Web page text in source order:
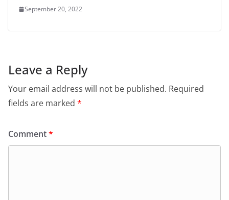
September 20, 2022
Leave a Reply
Your email address will not be published. Required
fields are marked *
Comment*